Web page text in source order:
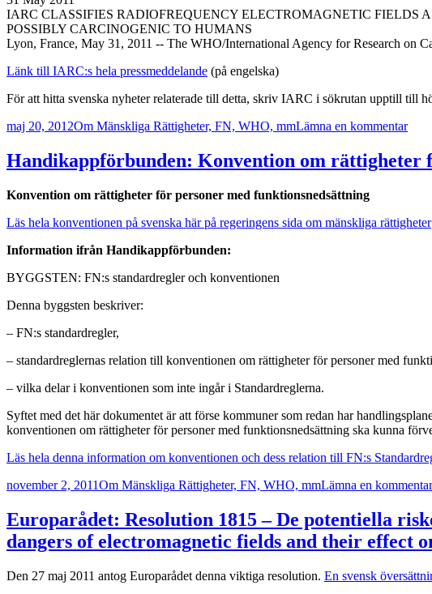
IARC CLASSIFIES RADIOFREQUENCY ELECTROMAGNETIC FIELDS
POSSIBLY CARCINOGENIC TO HUMANS
Lyon, France, May 31, 2011 ‐‐ The WHO/International Agency for Research on
Länk till IARC:s hela pressmeddelande (på engelska)
För att hitta svenska nyheter relaterade till detta, skriv IARC i sökrutan upptill till
Postat
maj 20, 2012Kategorier
Om Mänskliga Rättigheter, FN, WHO, mmLämna en kommentartill
vara
Handikappförbunden: Konvention om rättigheter
Konvention om rättigheter för personer med funktionsnedsättning
Läs hela konventionen på svenska här på regeringens sida om mänskliga rättigheter
Information ifrån Handikappförbunden:
BYGGSTEN: FN:s standardregler och konventionen
Denna byggsten beskriver:
– FN:s standardregler,
– standardreglernas relation till konventionen om rättigheter för personer med
– vilka delar i konventionen som inte ingår i Standardreglerna.
Syftet med det här dokumentet är att förse kommuner som redan har
konventionen om rättigheter för personer med funktionsnedsättning ska kunna
Läs hela denna information om konventionen och dess relation till FN:s
Postat
november 2, 2011Kategorier
Om Mänskliga Rättigheter, FN, WHO, mmLämna en kommentar
Europarådet: Resolution 1815 – De potentiella
dangers of electromagnetic fields and their effect
Den 27 maj 2011 antog Europarådet denna viktiga resolution. En svensk